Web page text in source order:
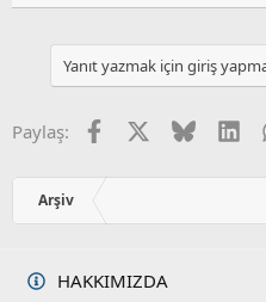
Yanıt yazmak için giriş
Paylaş: Facebook Bluesky
Arşiv
HAKKIMIZDA